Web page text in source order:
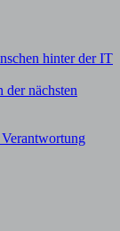
hinter der IT
nächsten